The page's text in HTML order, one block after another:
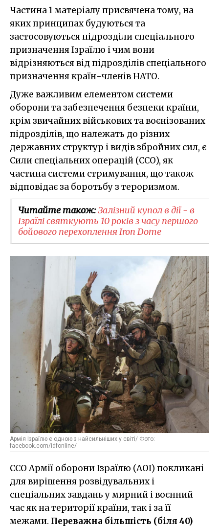
Частина 1 матеріалу присвячена тому, на
яких принципах будуються та
застосовуються підрозділи спеціального
призначення Ізраїлю і чим вони
відрізняються від підрозділів спеціального
призначення країн-членів НАТО.
Дуже важливим елементом системи
оборони та забезпечення безпеки країни,
крім звичайних військових та воєнізованих
підрозділів, що належать до різних
державних структур і видів збройних сил, є
Сили спеціальних операцій (ССО), як
частина системи стримування, що також
відповідає за боротьбу з тероризмом.
Читайте також:Залізний купол в дії - в
Ізраїлі святкують 10 років з часу першого
бойового перехоплення Iron Dome
Армія Ізраїлю є одною з найсильніших у світі/ Фото:
facebook.com/idfonline/
ССО Армії оборони Ізраїлю (АОІ) покликані
для вирішення розвідувальних і
спеціальних завдань у мирний і воєнний
час як на території країни, так і за її
межами. Переважна більшість (біля 40)